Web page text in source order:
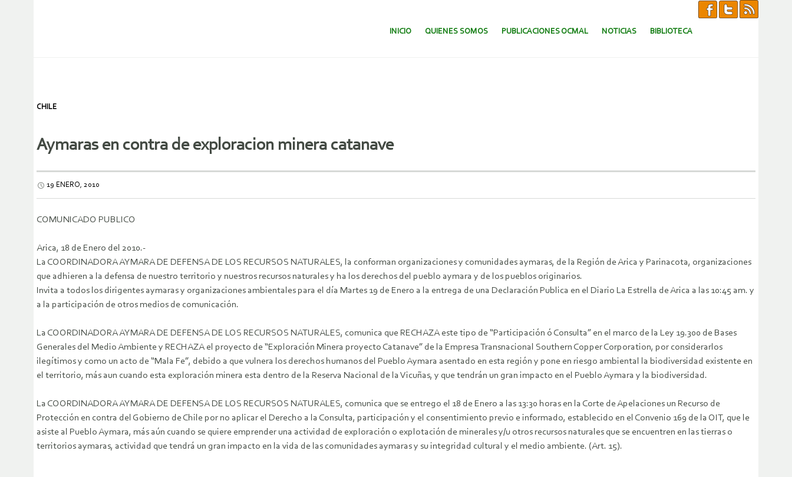
SALTAR AL CONTENIDO.
INICIO QUIENES SOMOS PUBLICACIONES OCMAL NOTICIAS BIBLIOTECA
CHILE
Aymaras en contra de exploracion minera catanave
19 ENERO, 2010
COMUNICADO PUBLICO
Arica, 18 de Enero del 2010.-
La COORDINADORA AYMARA DE DEFENSA DE LOS RECURSOS NATURALES, la conforman organizaciones y comunidades aymaras, de la Región de Arica y Parinacota, organizaciones
que adhieren a la defensa de nuestro territorio y nuestros recursos naturales y ha los derechos del pueblo aymara y de los pueblos originarios.
Invita a todos los dirigentes aymaras y organizaciones ambientales para el día Martes 19 de Enero a la entrega de una Declaración Publica en el Diario La Estrella de Arica a las 10:45 am. y
a la participación de otros medios de comunicación.
La COORDINADORA AYMARA DE DEFENSA DE LOS RECURSOS NATURALES, comunica que RECHAZA este tipo de “Participación ó Consulta” en el marco de la Ley 19.300 de Bases
Generales del Medio Ambiente y RECHAZA el proyecto de “Exploración Minera proyecto Catanave” de la Empresa Transnacional Southern Copper Corporation, por considerarlos
ilegítimos y como un acto de “Mala Fe”, debido a que vulnera los derechos humanos del Pueblo Aymara asentado en esta región y pone en riesgo ambiental la biodiversidad existente en
el territorio, más aun cuando esta exploración minera esta dentro de la Reserva Nacional de la Vicuñas, y que tendrán un gran impacto en el Pueblo Aymara y la biodiversidad.
La COORDINADORA AYMARA DE DEFENSA DE LOS RECURSOS NATURALES, comunica que se entrego el 18 de Enero a las 13:30 horas en la Corte de Apelaciones un Recurso de
Protección en contra del Gobierno de Chile por no aplicar el Derecho a la Consulta, participación y el consentimiento previo e informado, establecido en el Convenio 169 de la OIT, que le
asiste al Pueblo Aymara, más aún cuando se quiere emprender una actividad de exploración o explotación de minerales y/u otros recursos naturales que se encuentren en las tierras o
territorios aymaras, actividad que tendrá un gran impacto en la vida de las comunidades aymaras y su integridad cultural y el medio ambiente. (Art. 15).